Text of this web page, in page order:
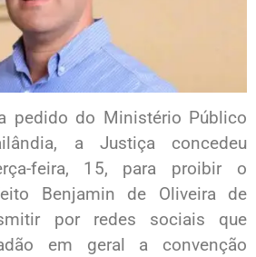
pedido do Ministério Público
a Justiça concedeu
feira, 15, para proibir o
Benjamin de Oliveira de
por redes sociais que
em geral a convenção